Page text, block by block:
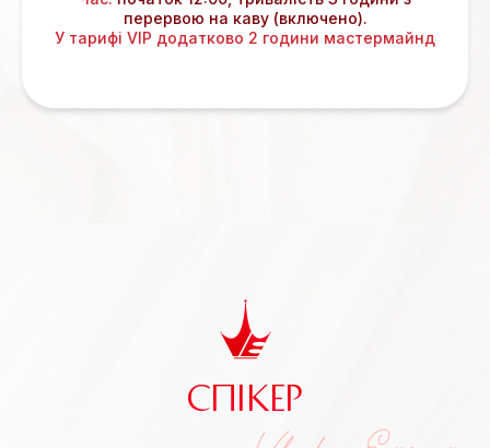
перервою на каву (включено).
У тарифі VIP додатково 2 години мастермайнд
СПІКЕР